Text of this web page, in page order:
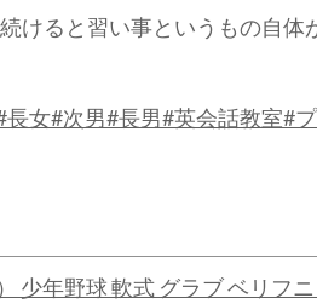
けると習い事というもの自体
長女#次男#長男#英会話教室#
少年野球 軟式 グラブ ベリフ